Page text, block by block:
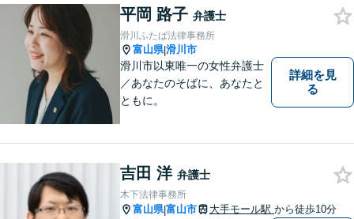
の声にしっかり耳を傾ける姿
勢は変わりません。
平岡 路子 弁護士
滑川ふたば法律事務所
富山県|滑川市
滑川市以東唯一の女性弁護士
／あなたのそばに、あなたと
ともに。
詳細を見
る
吉田 洋 弁護士
木下法律事務所
富山県|富山市 大手モール駅 から徒歩10分